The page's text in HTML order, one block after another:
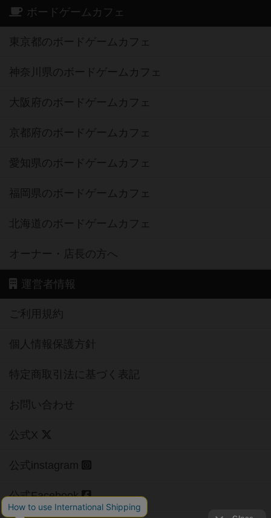
ボードゲームカフェ
東京都のボードゲームカフェ
神奈川県のボードゲームカフェ
大阪府のボードゲームカフェ
京都府のボードゲームカフェ
愛知県のボードゲームカフェ
福岡県のボードゲームカフェ
北海道のボードゲームカフェ
オーナー・店長の方へ
運営者情報
ご利用規約
個人情報保護方針
特定商取引法に基づく表記
お問い合わせ
公式X
公式instagram
公式Facebook